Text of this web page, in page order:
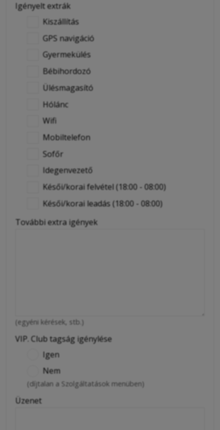
Igényelt extrák
Kiszállítás
GPS navigáció
Gyermekülés
Bébihordozó
Ülésmagasító
Hólánc
Wifi
Mobiltelefon
Sofőr
Idegenvezető
Késői/korai felvétel (18:00 - 08:00)
Késői/korai leadás (18:00 - 08:00)
További extra igények
(egyéni kérések, stb.)
VIP. Club tagság igénylése
Igen
Nem
(díjtalan a Szolgáltatások menüben)
Üzenet